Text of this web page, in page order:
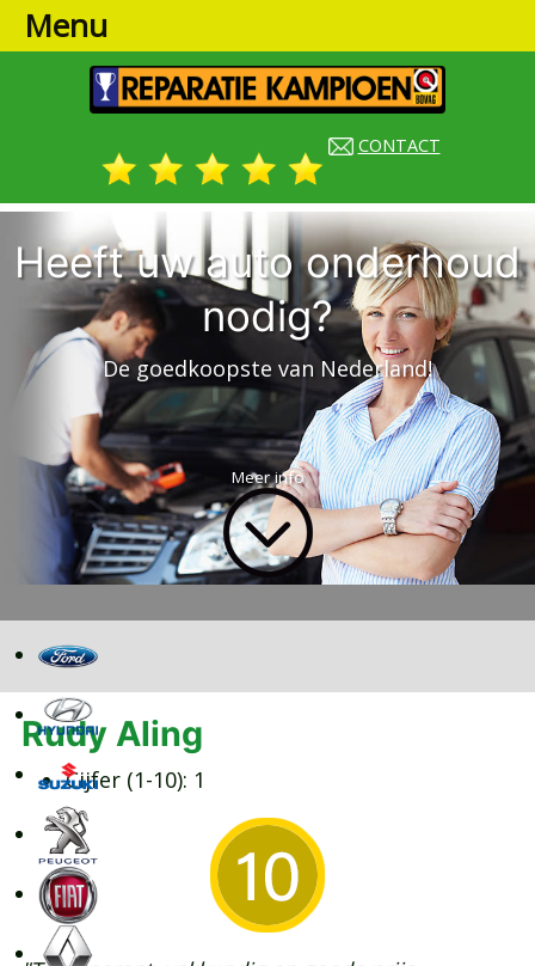
CONTACT
Heeft uw auto onderhoud
nodig?
De goedkoopste van Nederland!
Meer info
Rudy Aling
Cijfer (1-10): 1
Menu